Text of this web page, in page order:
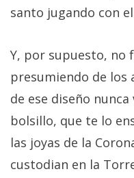
santo jugando con
Y, por supuesto, no
presumiendo de los
de ese diseño
bolsillo, que te lo
las joyas de la
custodian en la